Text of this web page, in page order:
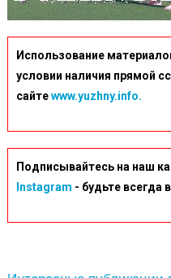
Использование
условии наличия прямой
сайтеwww.yuzhny.info.
Подписывайтесь на наш
Instagram - будьте всегда